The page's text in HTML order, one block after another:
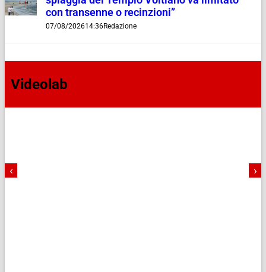
con transenne o recinzioni”
07/08/202614:36Redazione
Videolab
‹ ›